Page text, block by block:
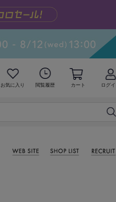
お気に入り 閲覧履歴 カート ログイ